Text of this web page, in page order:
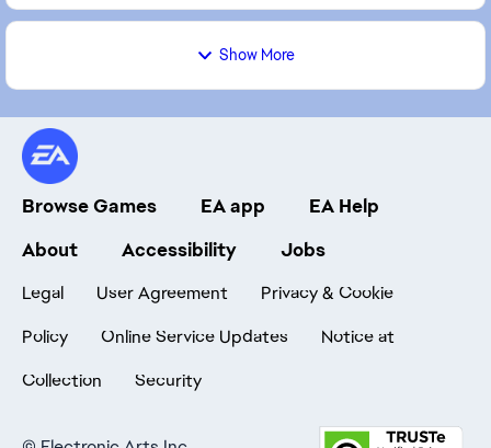
Show More
Browse Games EA app
EA Help
About
Accessibility Jobs
Legal User Agreement
Privacy & Cookie
Policy
Online Service Updates
Notice at
Collection
Security